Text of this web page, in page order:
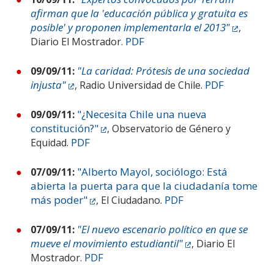
afirman que la 'educación pública y gratuita es
posible' y proponen implementarla el 2013"
,
Diario El Mostrador. PDF
09/09/11: "La caridad: Prótesis de una sociedad
injusta"
, Radio Universidad de Chile. PDF
09/09/11: "¿Necesita Chile una nueva
constitución?"
, Observatorio de Género y
Equidad. PDF
07/09/11: "Alberto Mayol, sociólogo: Está
abierta la puerta para que la ciudadanía tome
más poder"
, El Ciudadano. PDF
07/09/11: "El nuevo escenario político en que se
mueve el movimiento estudiantil"
, Diario El
Mostrador. PDF